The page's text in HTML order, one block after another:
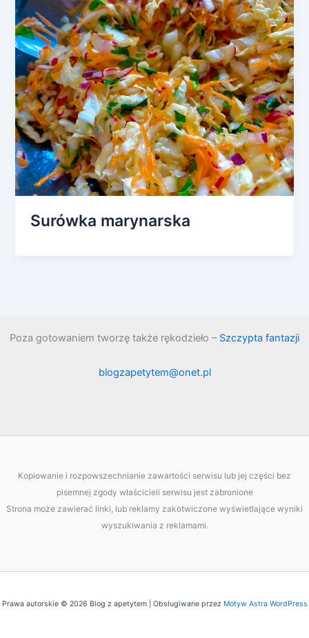
Surówka marynarska
Poza gotowaniem tworzę także rękodzieło –Szczypta fantazji
blogzapetytem@onet.pl
Kopiowanie i rozpowszechnianie zawartości serwisu lub jej części bez
pisemnej zgody właścicieli serwisu jest zabronione
Strona może zawierać linki, lub reklamy zakotwiczone wyświetlające wyniki
wyszukiwania z reklamami.
Prawa autorskie © 2026 Blog z apetytem | Obsługiwane przez Motyw Astra WordPress